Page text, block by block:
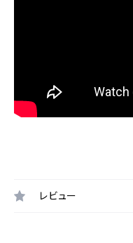
レビュー